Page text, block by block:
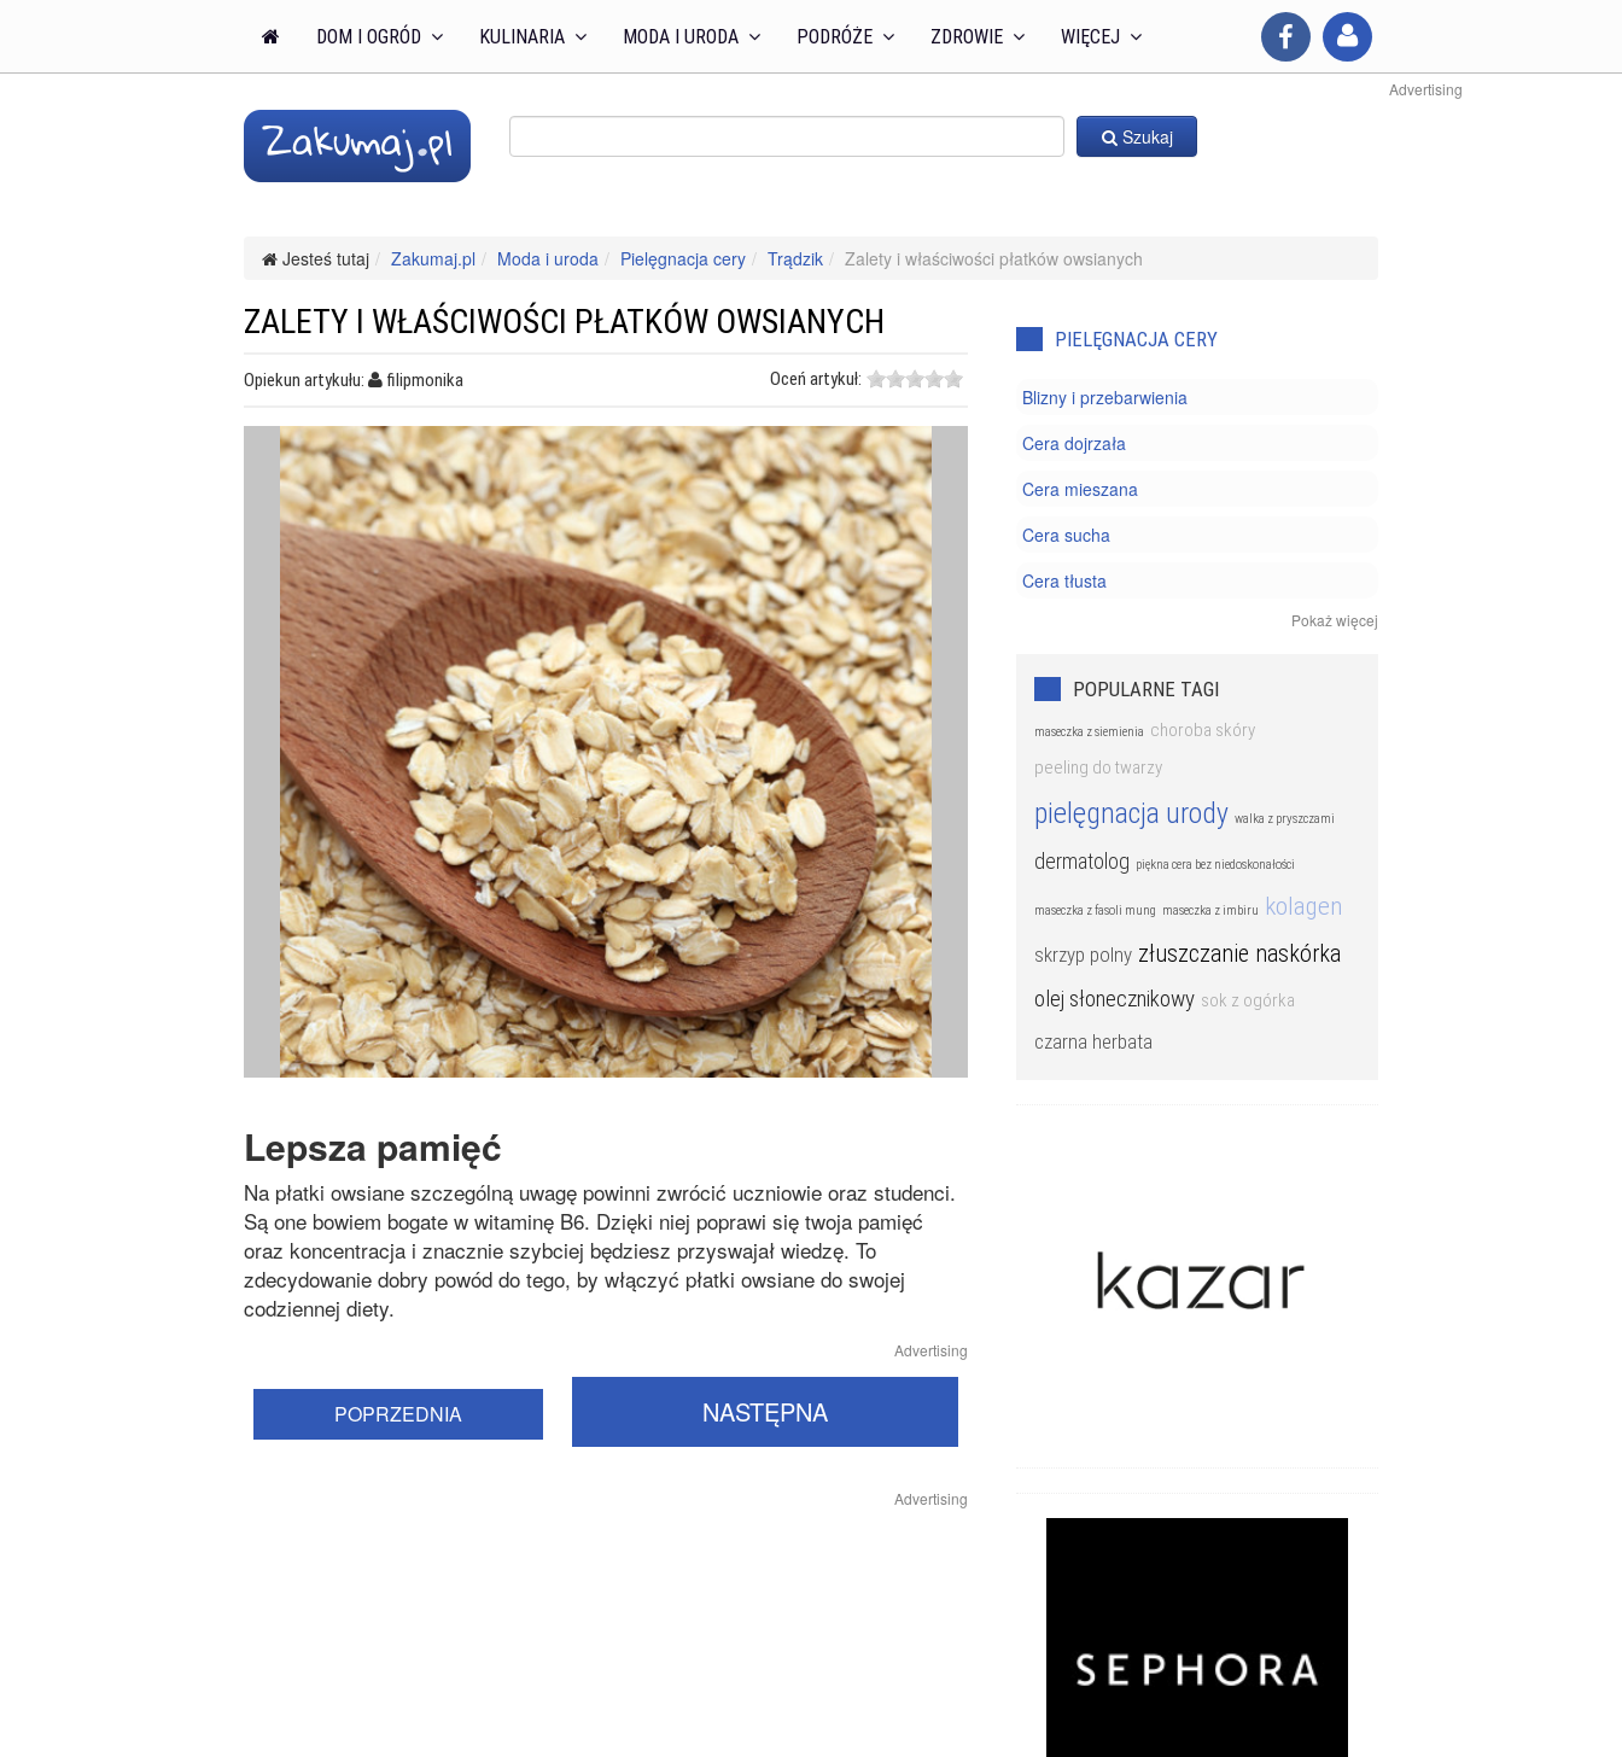
DOM I OGRÓD KULINARIA MODA I URODA PODRÓŻE ZDROWIE WIĘCEJ
Advertising
Szukaj
Jesteś tutaj Zakumaj.pl Moda i uroda Pielęgnacja cery Trądzik Zalety i właściwości płatków owsianych
ZALETY I WŁAŚCIWOŚCI PŁATKÓW OWSIANYCH
Opiekun artykułu: filipmonika Oceń artykuł:
Lepsza pamięć
Na płatki owsiane szczególną uwagę powinni zwrócić uczniowie oraz studenci.
Są one bowiem bogate w witaminę B6. Dzięki niej poprawi się twoja pamięć
oraz koncentracja i znacznie szybciej będziesz przyswajał wiedzę. To
zdecydowanie dobry powód do tego, by włączyć płatki owsiane do swojej
codziennej diety.
Advertising
POPRZEDNIA NASTĘPNA
Advertising
PIELĘGNACJA CERY
Blizny i przebarwienia
Cera dojrzała
Cera mieszana
Cera sucha
Cera tłusta
Kosmetyki pielęgnacyjne
Pokaż więcej
POPULARNE TAGI
maseczka z siemienia choroba skóry
peeling do twarzy
pielęgnacja urody walka z pryszczami
dermatolog piękna cera bez niedoskonałości
maseczka z fasoli mung maseczka z imbiru kolagen
skrzyp polny złuszczanie naskórka
olej słonecznikowy sok z ogórka
czarna herbata